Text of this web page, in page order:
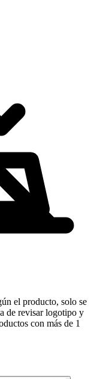
el producto, solo se
de revisar logotipo y
con más de 1